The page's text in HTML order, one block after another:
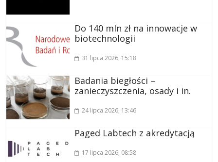
Do 140 mln zł na innowacje w
biotechnologii
31 lipca 2026, 15:18
Badania biegłości –
zanieczyszczenia, osady i in.
24 lipca 2026, 13:46
Paged Labtech z akredytacją
17 lipca 2026, 08:58